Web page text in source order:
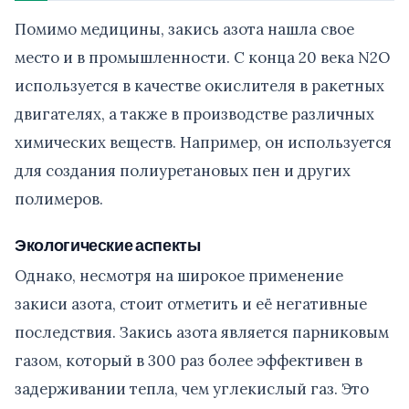
Помимо медицины, закись азота нашла свое
место и в промышленности. С конца 20 века N2O
используется в качестве окислителя в ракетных
двигателях, а также в производстве различных
химических веществ. Например, он используется
для создания полиуретановых пен и других
полимеров.
Экологические аспекты
Однако, несмотря на широкое применение
закиси азота, стоит отметить и её негативные
последствия. Закись азота является парниковым
газом, который в 300 раз более эффективен в
задерживании тепла, чем углекислый газ. Это